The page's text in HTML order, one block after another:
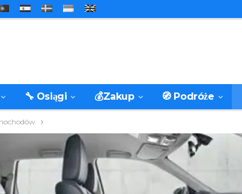
🔧 Osiągi 💰Zakup 🧭 Podróże